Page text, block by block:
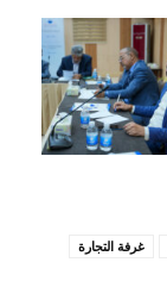
غرفة التجارة